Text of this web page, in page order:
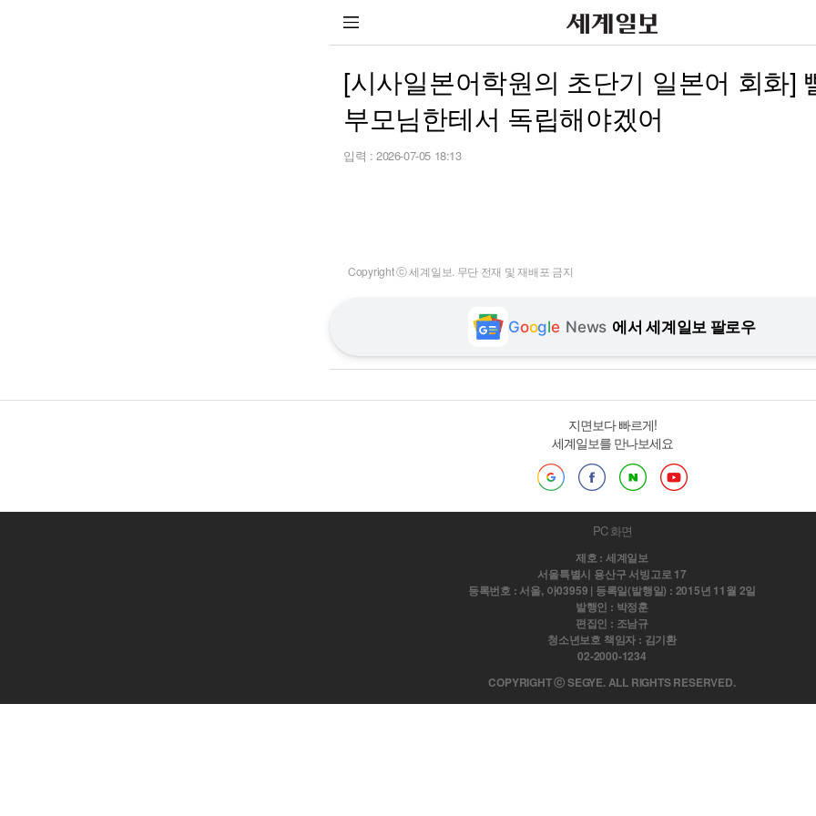
[시사일본어학원의 초단기 일본어 회화]
부모님한테서 독립해야겠어
입력 : 2026-07-05 18:13
Copyright ⓒ 세계일보. 무단 전재 및 재배포 금지
Google News 에서 세계일보 팔로우
지면보다 빠르게!
세계일보를 만나보세요
PC 화면
제호 : 세계일보
서울특별시 용산구 서빙고로 17
등록번호 : 서울, 아03959 | 등록일(발행일) : 2015년 11월 2일
발행인 : 박정훈
편집인 : 조남규
청소년보호 책임자 : 김기환
02-2000-1234
COPYRIGHT ⓒ SEGYE. ALL RIGHTS RESERVED.